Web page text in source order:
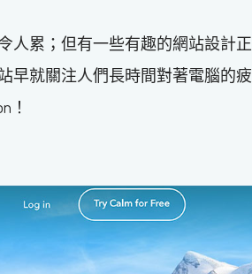
人累；但有一些有趣的網站設計正
就關注人們長時間對著電腦的疲
！